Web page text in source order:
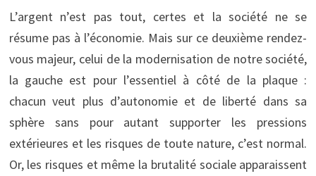
L’argent n’est pas tout, certes et la société ne se
résume pas à l’économie. Mais sur ce deuxième rendez-
vous majeur, celui de la modernisation de notre société,
la gauche est pour l’essentiel à côté de la plaque :
chacun veut plus d’autonomie et de liberté dans sa
sphère sans pour autant supporter les pressions
extérieures et les risques de toute nature, c’est normal.
Or, les risques et même la brutalité sociale apparaissent